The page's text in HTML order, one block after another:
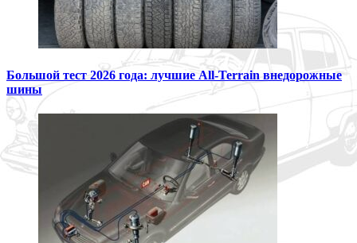
Большой тест 2026 года: лучшие All-Terrain внедорожные
шины